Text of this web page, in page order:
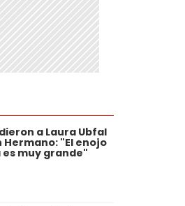
a Laura Ubfal
Hermano: "El enojo
es muy grande"